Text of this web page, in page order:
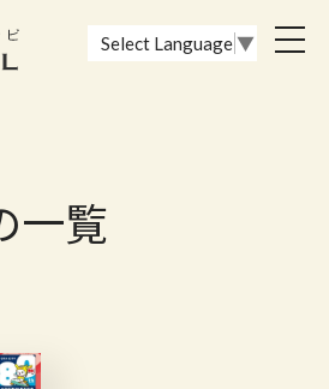
Select Language ▼
一覧